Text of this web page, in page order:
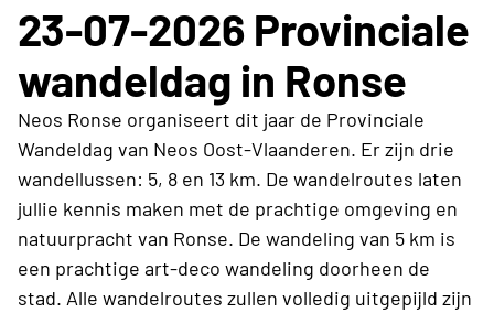
23-07-2026 Provinciale
wandeldag in Ronse
Neos Ronse organiseert dit jaar de Provinciale
Wandeldag van Neos Oost-Vlaanderen. Er zijn drie
wandellussen: 5, 8 en 13 km. De wandelroutes laten
jullie kennis maken met de prachtige omgeving en
natuurpracht van Ronse. De wandeling van 5 km is
een prachtige art-deco wandeling doorheen de
stad. Alle wandelroutes zullen volledig uitgepijld zijn